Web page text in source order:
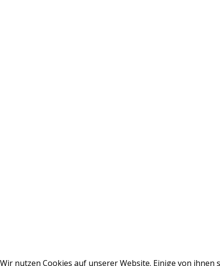
Wir nutzen Cookies auf unserer Website. Einige von